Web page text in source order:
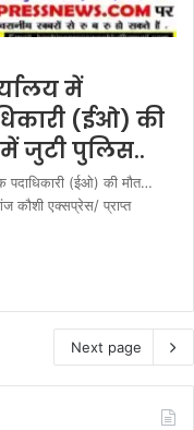
में
(ईओ) की
जुटी पुलिस..
पदाधिकारी (ईओ) की मौत…
कौशी एक्सप्रेस/ प्राप्त
Next page